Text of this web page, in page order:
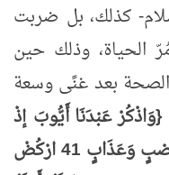
كذلك، بل ضربت
الحياة، وذلك حين
بعد غنًى وسعة
{وَاذْكُرْ عَبْدَنَا أَيُّوبَ إذْ
وَعَذَابٍ
41 ارْكُضْ